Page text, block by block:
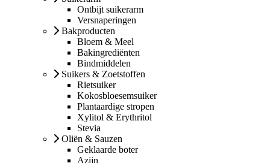
Ontbijt suikerarm
Versnaperingen
Bakproducten
Bloem & Meel
Bakingrediënten
Bindmiddelen
Suikers & Zoetstoffen
Rietsuiker
Kokosbloesemsuiker
Plantaardige stropen
Xylitol & Erythritol
Stevia
Oliën & Sauzen
Geklaarde boter
Azijn